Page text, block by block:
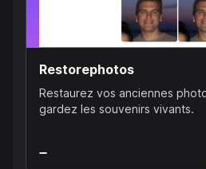
Restorephotos
Restaurez vos anciennes
gardez les souvenirs vivants.